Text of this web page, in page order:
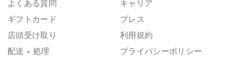
よくある質問
ギフトカード
店頭受け取り
配送 + 処理
キャリア
プレス
利用規約
プライバシーポリシー